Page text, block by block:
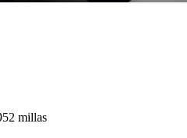
millas